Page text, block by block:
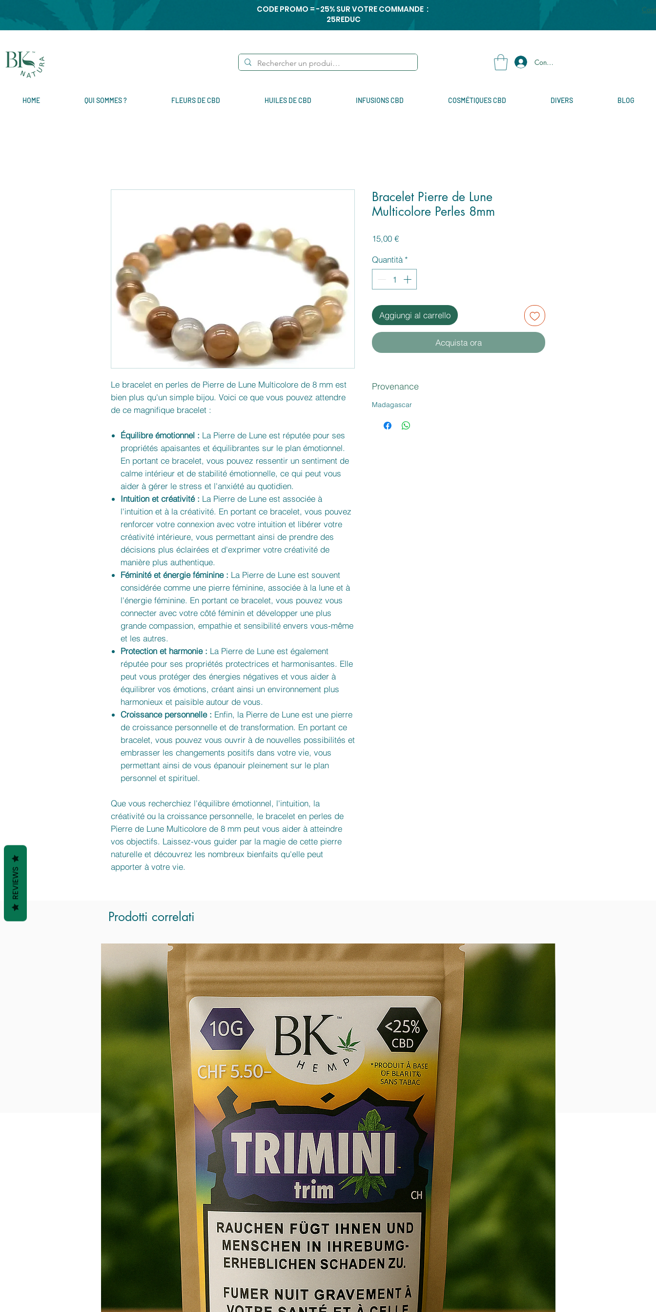
CODE PROMO = -25% SUR VOTRE COMMANDE :
25REDUC
Connexion
HOME QUI SOMMES ? FLEURS DE CBD HUILES DE CBD INFUSIONS CBD COSMÉTIQUES CBD DIVERS BLOG
Le bracelet en perles de Pierre de Lune Multicolore de 8 mm est
bien plus qu'un simple bijou. Voici ce que vous pouvez attendre
de ce magnifique bracelet :
Équilibre émotionnel : La Pierre de Lune est réputée pour ses
propriétés apaisantes et équilibrantes sur le plan émotionnel.
En portant ce bracelet, vous pouvez ressentir un sentiment de
calme intérieur et de stabilité émotionnelle, ce qui peut vous
aider à gérer le stress et l'anxiété au quotidien.
Intuition et créativité : La Pierre de Lune est associée à
l'intuition et à la créativité. En portant ce bracelet, vous pouvez
renforcer votre connexion avec votre intuition et libérer votre
créativité intérieure, vous permettant ainsi de prendre des
décisions plus éclairées et d'exprimer votre créativité de
manière plus authentique.
Féminité et énergie féminine : La Pierre de Lune est souvent
considérée comme une pierre féminine, associée à la lune et à
l'énergie féminine. En portant ce bracelet, vous pouvez vous
connecter avec votre côté féminin et développer une plus
grande compassion, empathie et sensibilité envers vous-même
et les autres.
Protection et harmonie : La Pierre de Lune est également
réputée pour ses propriétés protectrices et harmonisantes. Elle
peut vous protéger des énergies négatives et vous aider à
équilibrer vos émotions, créant ainsi un environnement plus
harmonieux et paisible autour de vous.
Croissance personnelle : Enfin, la Pierre de Lune est une pierre
de croissance personnelle et de transformation. En portant ce
bracelet, vous pouvez vous ouvrir à de nouvelles possibilités et
embrasser les changements positifs dans votre vie, vous
permettant ainsi de vous épanouir pleinement sur le plan
personnel et spirituel.
Que vous recherchiez l'équilibre émotionnel, l'intuition, la
créativité ou la croissance personnelle, le bracelet en perles de
Pierre de Lune Multicolore de 8 mm peut vous aider à atteindre
vos objectifs. Laissez-vous guider par la magie de cette pierre
naturelle et découvrez les nombreux bienfaits qu'elle peut
apporter à votre vie.
Bracelet Pierre de Lune
Multicolore Perles 8mm
15,00 €Prezzo
Quantità *
Aggiungi al carrello
Acquista ora
Provenance
Madagascar
Prodotti correlati
REVIEWS